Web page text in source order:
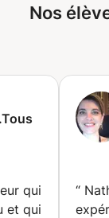
Nos
qui
et qui
“